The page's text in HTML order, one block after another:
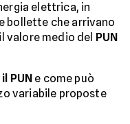
elettrica, in
bollette che arrivano
valore medio del PUN
PUN e come può
variabile proposte